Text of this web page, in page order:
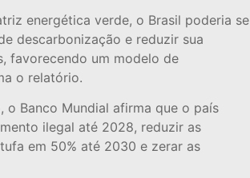
energética verde, o Brasil poderia se
descarbonização e reduzir sua
favorecendo um modelo de
o relatório.
o Banco Mundial afirma que o país
ilegal até 2028, reduzir as
em 50% até 2030 e zerar as